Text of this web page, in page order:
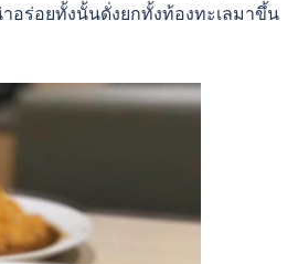
อร่อยทั้งนั้นดั่งยกทั้งท้องทะเลมาขึ้น